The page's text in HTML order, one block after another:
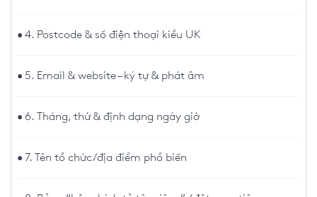
4. Postcode & số điện thoại kiểu UK
5. Email & website – ký tự & phát âm
6. Tháng, thứ & định dạng ngày giờ
7. Tên tổ chức/địa điểm phổ biến